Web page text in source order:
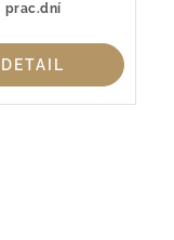
prac.dní
DETAIL